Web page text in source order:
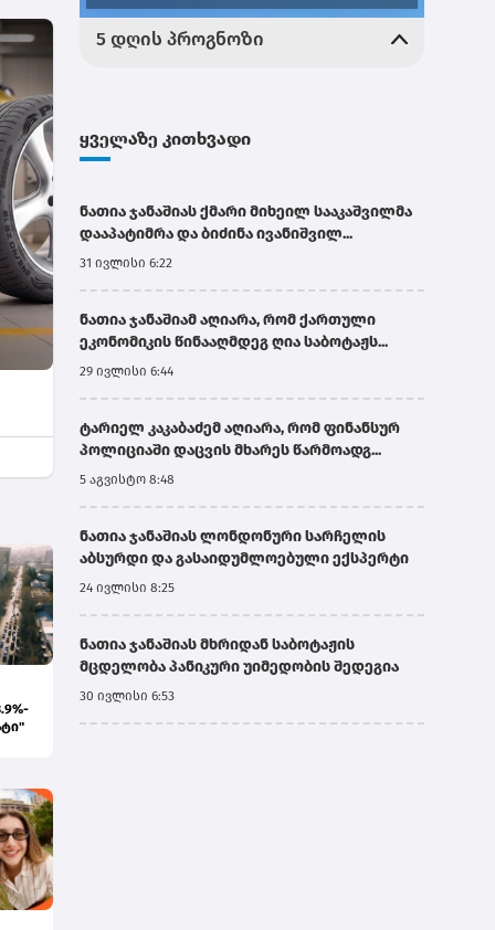
ყველაზე კითხვადი
ნათია ჯანაშიას ქმარი მიხეილ სააკაშვილმა
დააპატიმრა და ბიძინა ივანიშვილ...
31 ივლისი 6:22
ნათია ჯანაშიამ აღიარა, რომ ქართული
ეკონომიკის წინააღმდეგ ღია საბოტაჟს...
29 ივლისი 6:44
ტარიელ კაკაბაძემ აღიარა, რომ ფინანსურ
პოლიციაში დაცვის მხარეს წარმოადგ...
5 აგვისტო 8:48
ნათია ჯანაშიას ლონდონური სარჩელის
აბსურდი და გასაიდუმლოებული ექსპერტი
24 ივლისი 8:25
ნათია ჯანაშიას მხრიდან საბოტაჟის
მცდელობა პანიკური უიმედობის შედეგია
30 ივლისი 6:53